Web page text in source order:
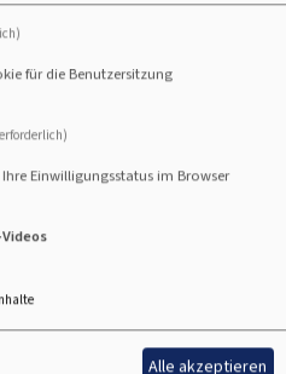
einfügen.
Inhalte
Inhalte sind aus den
und
zu Inhalten auf
für die Benutzersitzung
Einwilligungsstatus im Browser
Alle akzeptieren